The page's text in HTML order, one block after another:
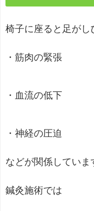
椅子に座ると足がし
・筋肉の緊張
・血流の低下
・神経の圧迫
などが関係していま
鍼灸施術では